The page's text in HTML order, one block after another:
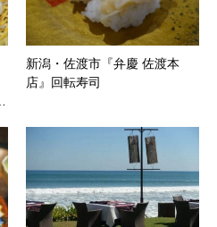
新潟・佐渡市『弁慶 佐渡本
店』回転寿司